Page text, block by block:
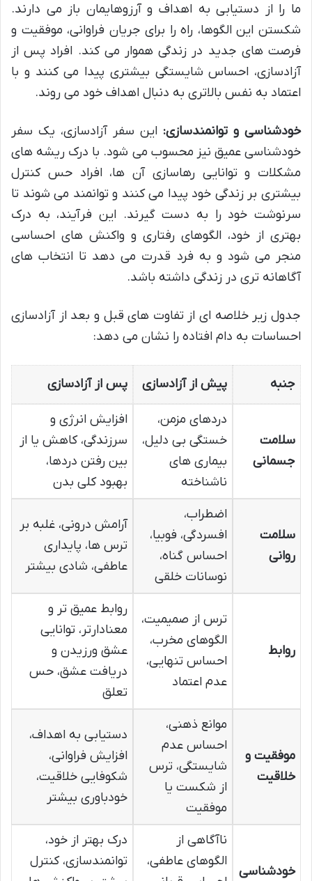
ما را از دستیابی به اهداف و آرزوهایمان باز می دارند.
شکستن این الگوها، راه را برای جریان فراوانی، موفقیت و
فرصت های جدید در زندگی هموار می کند. افراد پس از
آزادسازی، احساس شایستگی بیشتری پیدا می کنند و با
اعتماد به نفس بالاتری به دنبال اهداف خود می روند.
خودشناسی و توانمندسازی: این سفر آزادسازی، یک سفر
خودشناسی عمیق نیز محسوب می شود. با درک ریشه های
مشکلات و توانایی رهاسازی آن ها، افراد حس کنترل
بیشتری بر زندگی خود پیدا می کنند و توانمند می شوند تا
سرنوشت خود را به دست گیرند. این فرآیند، به درک
بهتری از خود، الگوهای رفتاری و واکنش های احساسی
منجر می شود و به فرد قدرت می دهد تا انتخاب های
آگاهانه تری در زندگی داشته باشد.
جدول زیر خلاصه ای از تفاوت های قبل و بعد از آزادسازی
احساسات به دام افتاده را نشان می دهد:
جنبه پیش از آزادسازی پس از آزادسازی
سلامت
جسمانی
دردهای مزمن،
خستگی بی دلیل،
بیماری های
ناشناخته
افزایش انرژی و
سرزندگی، کاهش یا از
بین رفتن دردها،
بهبود کلی بدن
سلامت
روانی
اضطراب،
افسردگی، فوبیا،
احساس گناه،
نوسانات خلقی
آرامش درونی، غلبه بر
ترس ها، پایداری
عاطفی، شادی بیشتر
روابط
ترس از صمیمیت،
الگوهای مخرب،
احساس تنهایی،
عدم اعتماد
روابط عمیق تر و
معنادارتر، توانایی
عشق ورزیدن و
دریافت عشق، حس
تعلق
موفقیت و
خلاقیت
موانع ذهنی،
احساس عدم
شایستگی، ترس
از شکست یا
موفقیت
دستیابی به اهداف،
افزایش فراوانی،
شکوفایی خلاقیت،
خودباوری بیشتر
خودشناسی
ناآگاهی از
الگوهای عاطفی،
درک بهتر از خود،
توانمندسازی، کنترل